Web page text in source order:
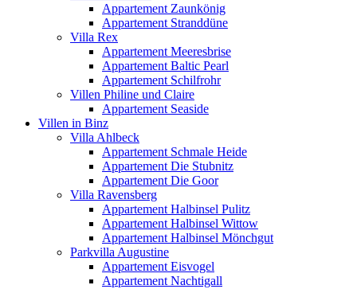
Appartement Zaunkönig
Appartement Stranddüne
Villa Rex
Appartement Meeresbrise
Appartement Baltic Pearl
Appartement Schilfrohr
Villen Philine und Claire
Appartement Seaside
Villen in Binz
Villa Ahlbeck
Appartement Schmale Heide
Appartement Die Stubnitz
Appartement Die Goor
Villa Ravensberg
Appartement Halbinsel Pulitz
Appartement Halbinsel Wittow
Appartement Halbinsel Mönchgut
Parkvilla Augustine
Appartement Eisvogel
Appartement Nachtigall